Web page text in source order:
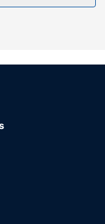
Ein
wird täglich von
besetzt. Vor